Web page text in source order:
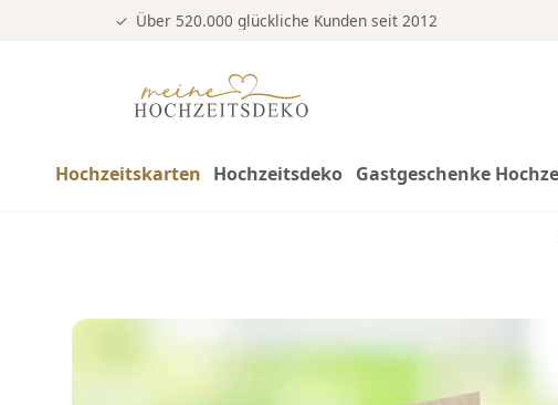
Über 520.000 glückliche Kunden seit 2012
Hochzeitskarten Hochzeitsdeko Gastgeschenke